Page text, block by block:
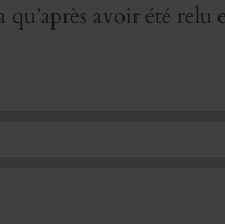
avoir été relu